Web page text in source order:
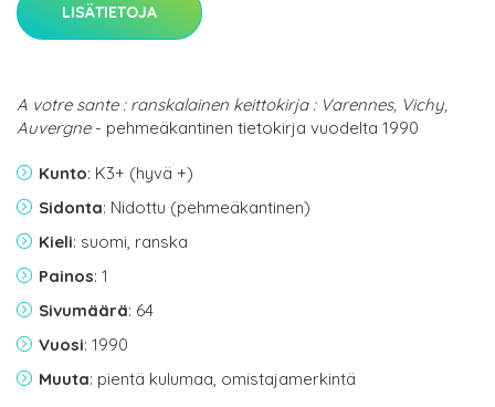
LISÄTIETOJA
A votre sante : ranskalainen keittokirja : Varennes, Vichy,
Auvergne- pehmeäkantinen tietokirja vuodelta 1990
Kunto: K3+ (hyvä +)
Sidonta: Nidottu (pehmeäkantinen)
Kieli: suomi, ranska
Painos: 1
Sivumäärä: 64
Vuosi: 1990
Muuta: pientä kulumaa, omistajamerkintä